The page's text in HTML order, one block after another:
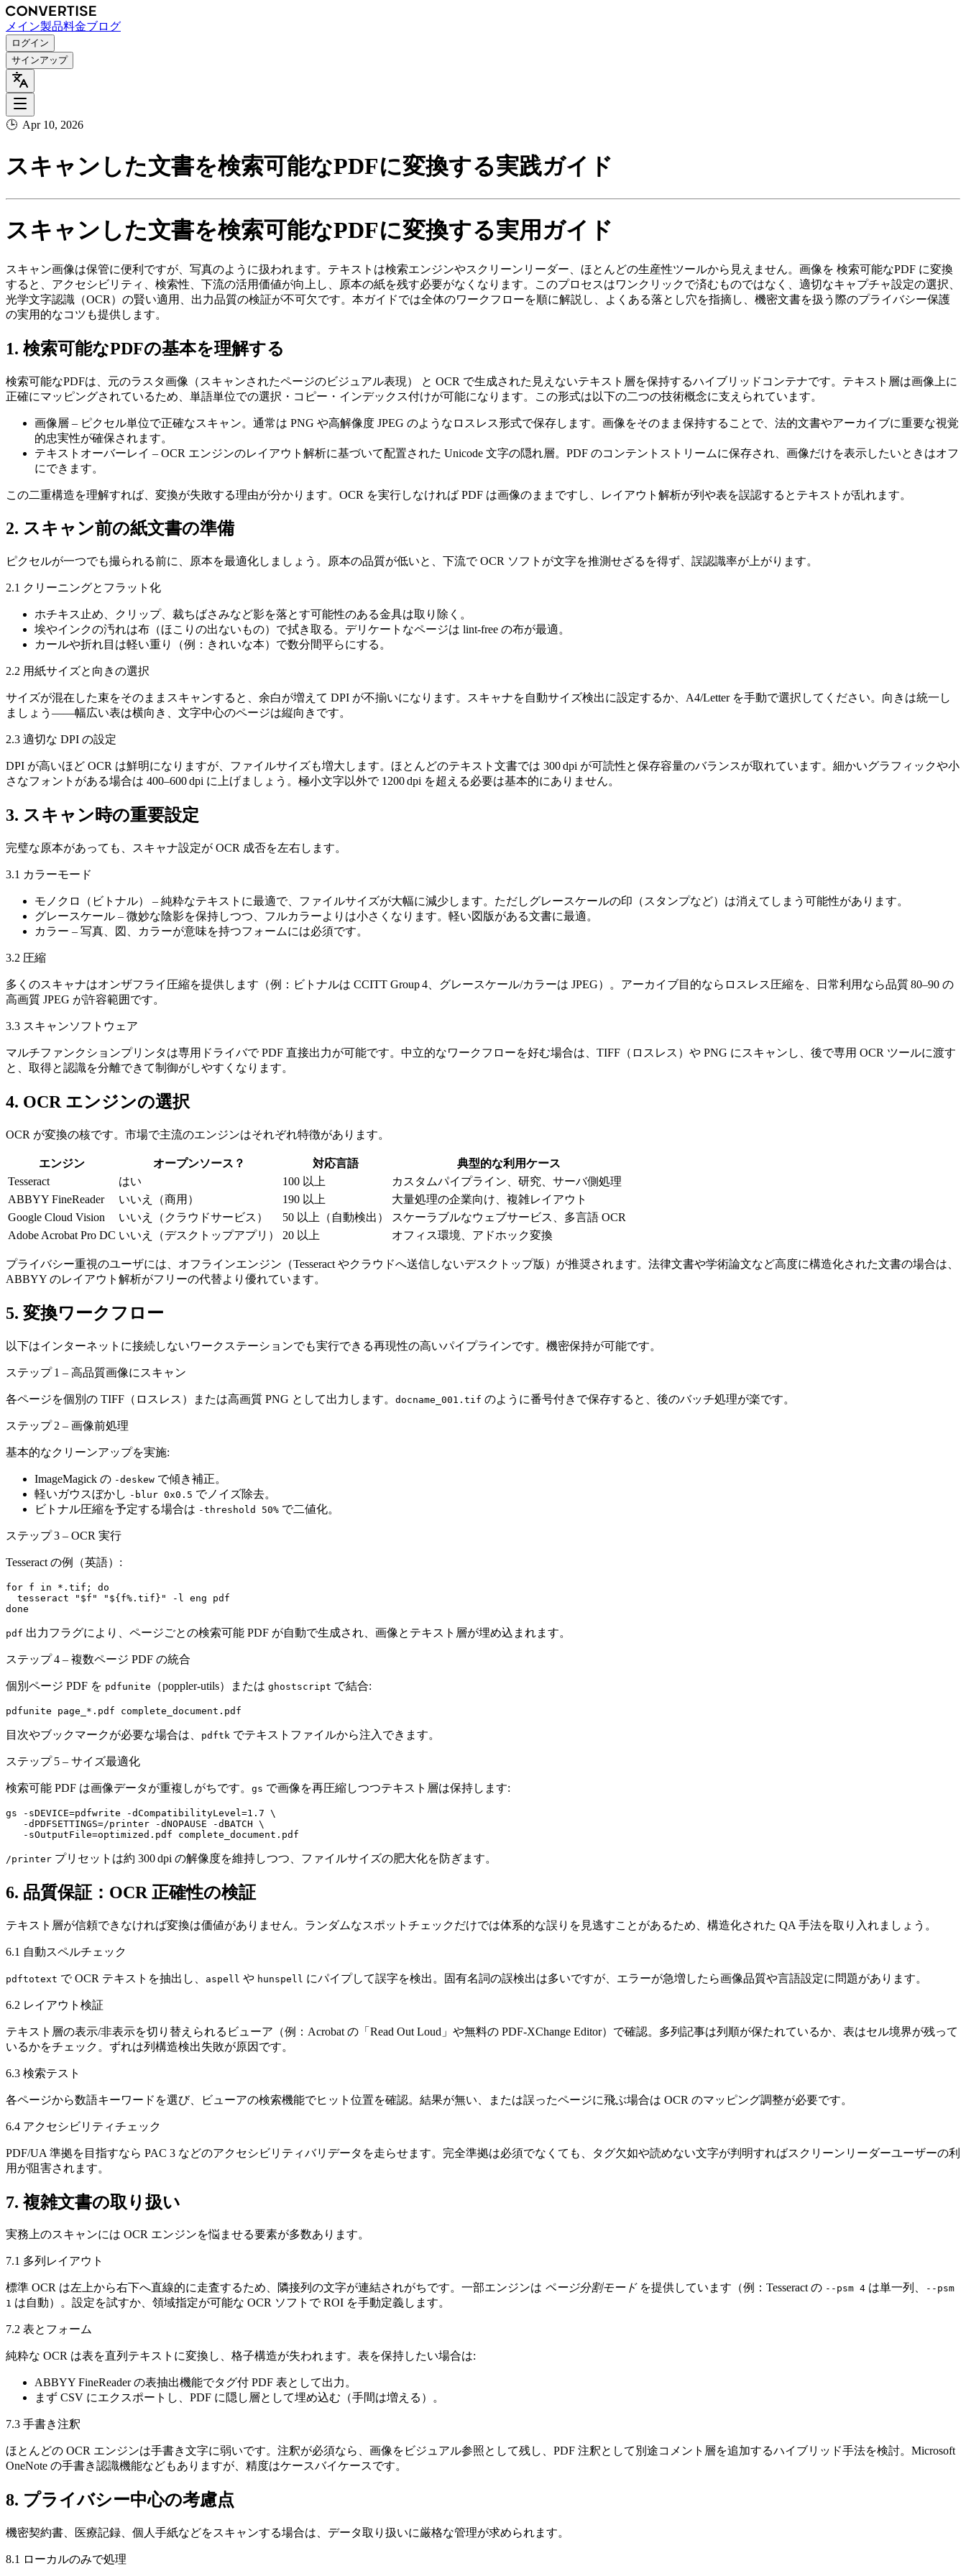
メイン製品料金ブログ
ログイン
サインアップ
🕒 Apr 10, 2026
スキャンした文書を検索可能なPDFに変換する実践ガイド
スキャンした文書を検索可能なPDFに変換する実用ガイド
スキャン画像は保管に便利ですが、写真のように扱われます。テキストは検索エンジンやスクリーンリーダー、ほとんどの生産性ツールから見えません。画像を 検索可能なPDF に変換
すると、アクセシビリティ、検索性、下流の活用価値が向上し、原本の紙を残す必要がなくなります。このプロセスはワンクリックで済むものではなく、適切なキャプチャ設定の選択、
光学文字認識（OCR）の賢い適用、出力品質の検証が不可欠です。本ガイドでは全体のワークフローを順に解説し、よくある落とし穴を指摘し、機密文書を扱う際のプライバシー保護
の実用的なコツも提供します。
1. 検索可能なPDFの基本を理解する
検索可能なPDFは、元のラスタ画像（スキャンされたページのビジュアル表現） と OCR で生成された見えないテキスト層を保持するハイブリッドコンテナです。テキスト層は画像上に
正確にマッピングされているため、単語単位での選択・コピー・インデックス付けが可能になります。この形式は以下の二つの技術概念に支えられています。
画像層 – ピクセル単位で正確なスキャン。通常は PNG や高解像度 JPEG のようなロスレス形式で保存します。画像をそのまま保持することで、法的文書やアーカイブに重要な視覚
的忠実性が確保されます。
テキストオーバーレイ – OCR エンジンのレイアウト解析に基づいて配置された Unicode 文字の隠れ層。PDF のコンテントストリームに保存され、画像だけを表示したいときはオフ
にできます。
この二重構造を理解すれば、変換が失敗する理由が分かります。OCR を実行しなければ PDF は画像のままですし、レイアウト解析が列や表を誤認するとテキストが乱れます。
2. スキャン前の紙文書の準備
ピクセルが一つでも撮られる前に、原本を最適化しましょう。原本の品質が低いと、下流で OCR ソフトが文字を推測せざるを得ず、誤認識率が上がります。
2.1 クリーニングとフラット化
ホチキス止め、クリップ、裁ちばさみなど影を落とす可能性のある金具は取り除く。
埃やインクの汚れは布（ほこりの出ないもの）で拭き取る。デリケートなページは lint‑free の布が最適。
カールや折れ目は軽い重り（例：きれいな本）で数分間平らにする。
2.2 用紙サイズと向きの選択
サイズが混在した束をそのままスキャンすると、余白が増えて DPI が不揃いになります。スキャナを自動サイズ検出に設定するか、A4/Letter を手動で選択してください。向きは統一し
ましょう——幅広い表は横向き、文字中心のページは縦向きです。
2.3 適切な DPI の設定
DPI が高いほど OCR は鮮明になりますが、ファイルサイズも増大します。ほとんどのテキスト文書では 300 dpi が可読性と保存容量のバランスが取れています。細かいグラフィックや小
さなフォントがある場合は 400–600 dpi に上げましょう。極小文字以外で 1200 dpi を超える必要は基本的にありません。
3. スキャン時の重要設定
完璧な原本があっても、スキャナ設定が OCR 成否を左右します。
3.1 カラーモード
モノクロ（ビトナル）
– 純粋なテキストに最適で、ファイルサイズが大幅に減少します。ただしグレースケールの印（スタンプなど）は消えてしまう可能性があります。
グレースケール – 微妙な陰影を保持しつつ、フルカラーよりは小さくなります。軽い図版がある文書に最適。
カラー – 写真、図、カラーが意味を持つフォームには必須です。
3.2 圧縮
多くのスキャナはオンザフライ圧縮を提供します（例：ビトナルは CCITT Group 4、グレースケール/カラーは JPEG）。アーカイブ目的ならロスレス圧縮を、日常利用なら品質 80–90 の
高画質 JPEG が許容範囲です。
3.3 スキャンソフトウェア
マルチファンクションプリンタは専用ドライバで PDF 直接出力が可能です。中立的なワークフローを好む場合は、TIFF（ロスレス）や PNG にスキャンし、後で専用 OCR ツールに渡す
と、取得と認識を分離できて制御がしやすくなります。
4. OCR エンジンの選択
OCR が変換の核です。市場で主流のエンジンはそれぞれ特徴があります。
エンジン オープンソース？ 対応言語
典型的な利用ケース
Tesseract
はい 100 以上
カスタムパイプライン、研究、サーバ側処理
ABBYY FineReader
いいえ（商用） 190 以上
大量処理の企業向け、複雑レイアウト
Google Cloud Vision
いいえ（クラウドサービス） 50 以上（自動検出）
スケーラブルなウェブサービス、多言語 OCR
Adobe Acrobat Pro DC いいえ（デスクトップアプリ） 20 以上 オフィス環境、アドホック変換
プライバシー重視のユーザには、 オフラインエンジン （Tesseract やクラウドへ送信しないデスクトップ版）が推奨されます。法律文書や学術論文など高度に構造化された文書の場合は、
ABBYY のレイアウト解析がフリーの代替より優れています。
5. 変換ワークフロー
以下はインターネットに接続しないワークステーションでも実行できる再現性の高いパイプラインです。機密保持が可能です。
ステップ 1 – 高品質画像にスキャン
各ページを個別の TIFF（ロスレス）または高画質 PNG として出力します。 docname_001.tif のように番号付きで保存すると、後のバッチ処理が楽です。
ステップ 2 – 画像前処理
基本的なクリーンアップを実施:
ImageMagick の -deskew で傾き補正。
軽いガウスぼかし -blur 0x0.5 でノイズ除去。
ビトナル圧縮を予定する場合は -threshold 50% で二値化。
ステップ 3 – OCR 実行
Tesseract の例（英語）:
for f in *.tif; do
  tesseract "$f" "${f%.tif}" -l eng pdf
pdf 出力フラグにより、ページごとの検索可能 PDF が自動で生成され、画像とテキスト層が埋め込まれます。
ステップ 4 – 複数ページ PDF の統合
個別ページ PDF を pdfunite （poppler-utils）または ghostscript で結合:
目次やブックマークが必要な場合は、 pdftk でテキストファイルから注入できます。
ステップ 5 – サイズ最適化
検索可能 PDF は画像データが重複しがちです。 gs で画像を再圧縮しつつテキスト層は保持します:
gs -sDEVICE=pdfwrite -dCompatibilityLevel=1.7 \
   -dPDFSETTINGS=/printer -dNOPAUSE -dBATCH \
/printer プリセットは約 300 dpi の解像度を維持しつつ、ファイルサイズの肥大化を防ぎます。
6. 品質保証：OCR 正確性の検証
テキスト層が信頼できなければ変換は価値がありません。ランダムなスポットチェックだけでは体系的な誤りを見逃すことがあるため、構造化された QA 手法を取り入れましょう。
6.1 自動スペルチェック
pdftotext で OCR テキストを抽出し、 aspell や hunspell にパイプして誤字を検出。固有名詞の誤検出は多いですが、エラーが急増したら画像品質や言語設定に問題があります。
6.2 レイアウト検証
テキスト層の表示/非表示を切り替えられるビューア（例：Acrobat の「Read Out Loud」や無料の PDF‑XChange Editor）で確認。多列記事は列順が保たれているか、表はセル境界が残って
いるかをチェック。ずれは列構造検出失敗が原因です。
6.3 検索テスト
各ページから数語キーワードを選び、ビューアの検索機能でヒット位置を確認。結果が無い、または誤ったページに飛ぶ場合は OCR のマッピング調整が必要です。
6.4 アクセシビリティチェック
PDF/UA 準拠を目指すなら PAC 3 などのアクセシビリティバリデータを走らせます。完全準拠は必須でなくても、タグ欠如や読めない文字が判明すればスクリーンリーダーユーザーの利
用が阻害されます。
7. 複雑文書の取り扱い
実務上のスキャンには OCR エンジンを悩ませる要素が多数あります。
7.1 多列レイアウト
標準 OCR は左上から右下へ直線的に走査するため、隣接列の文字が連結されがちです。一部エンジンは ページ分割モードを提供しています（例：Tesseract の --psm 4 は単一列、
--psm
1 は自動）。設定を試すか、領域指定が可能な OCR ソフトで ROI を手動定義します。
7.2 表とフォーム
純粋な OCR は表を直列テキストに変換し、格子構造が失われます。表を保持したい場合は:
ABBYY FineReader の表抽出機能でタグ付 PDF 表として出力。
まず CSV にエクスポートし、PDF に隠し層として埋め込む（手間は増える）。
7.3 手書き注釈
ほとんどの OCR エンジンは手書き文字に弱いです。注釈が必須なら、画像をビジュアル参照として残し、PDF 注釈として別途コメント層を追加するハイブリッド手法を検討。Microsoft
OneNote の手書き認識機能などもありますが、精度はケースバイケースです。
8. プライバシー中心の考慮点
機密契約書、医療記録、個人手紙などをスキャンする場合は、データ取り扱いに厳格な管理が求められます。
8.1 ローカルのみで処理